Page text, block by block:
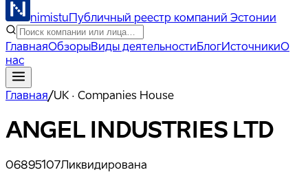
nimistuПубличный реестр компаний Эстонии
ГлавнаяОбзорыВиды деятельностиБлогИсточникиО
нас
Главная/UK · Companies House
ANGEL INDUSTRIES LTD
06895107Ликвидирована